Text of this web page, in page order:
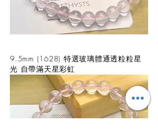
9.5mm (1628) 特選玻璃體通透粒粒星
光 自帶滿天星彩虹